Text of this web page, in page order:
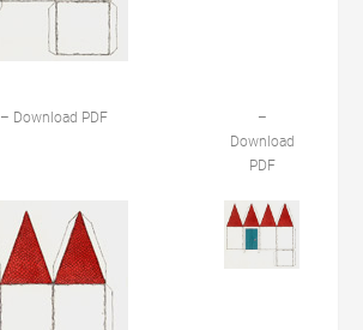
– Download PDF
–
Download
PDF